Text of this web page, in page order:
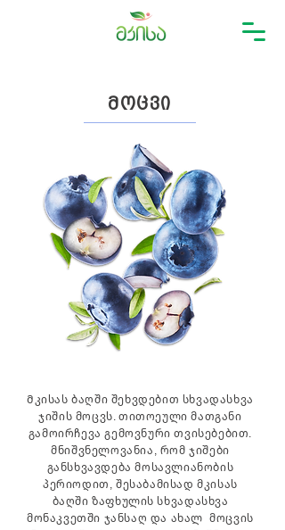
მოცვი
Მკისას ბაღში შეხვდებით სხვადასხვა
ჯიშის მოცვს. თითოეული მათგანი
გამოირჩევა გემოვნური თვისებებით.
მნიშვნელოვანია, რომ ჯიშები
განსხვავდება მოსავლიანობის
პერიოდით, შესაბამისად მკისას
ბაღში ზაფხულის სხვადასხვა
მონაკვეთში ჯანსაღ და ახალ მოცვის